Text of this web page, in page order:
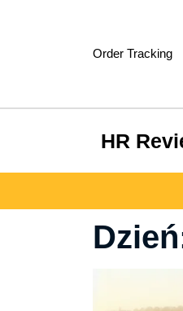
Order Tracking
HR